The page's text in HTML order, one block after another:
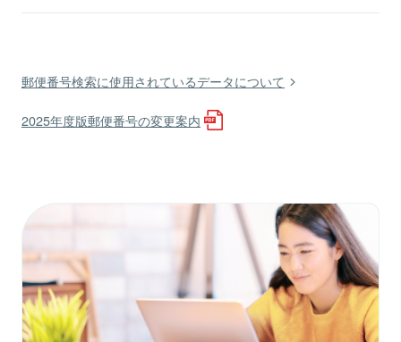
郵便番号検索に使用されているデータについて
2025年度版郵便番号の変更案内